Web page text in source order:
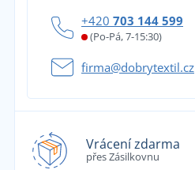
+420 703 144 599
(Po-Pá, 7-15:30)
firma@dobrytextil.cz
Vrácení zdarma
přes Zásilkovnu